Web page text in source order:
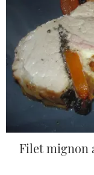
Filet mignon